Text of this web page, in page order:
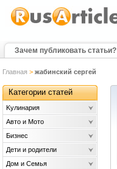
Зачем публиковать статьи?
Главная > жабинский сергей
Категории статей
Kулинария
Авто и Мото
Бизнес
Дети и родители
Дом и Семья